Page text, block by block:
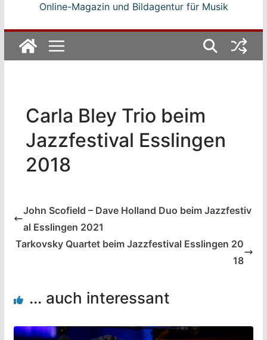
Online-Magazin und Bildagentur für Musik
Carla Bley Trio beim
Jazzfestival Esslingen
2018
John Scofield – Dave Holland Duo beim Jazzfestiv
al Esslingen 2021
Tarkovsky Quartet beim Jazzfestival Esslingen 20
18
... auch interessant